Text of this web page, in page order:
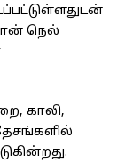
நெல்
காலி,